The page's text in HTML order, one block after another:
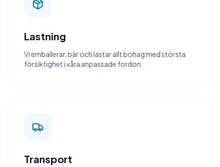
Lastning
Vi emballerar, bär och lastar allt bohag med största
försiktighet i våra anpassade fordon.
Transport